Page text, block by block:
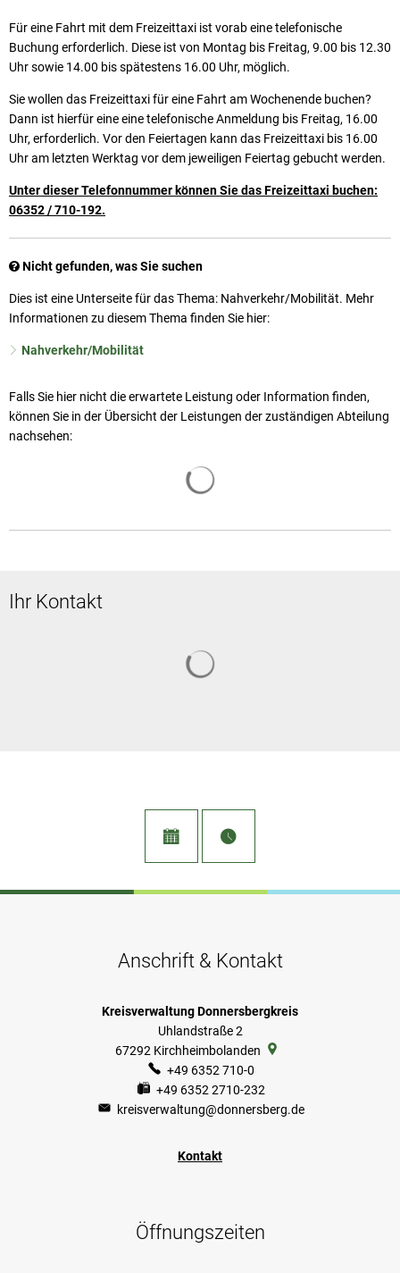
Für eine Fahrt mit dem Freizeittaxi ist vorab eine telefonische
Buchung erforderlich. Diese ist von Montag bis Freitag, 9.00 bis 12.30
Uhr sowie 14.00 bis spätestens 16.00 Uhr, möglich.
Sie wollen das Freizeittaxi für eine Fahrt am Wochenende buchen?
Dann ist hierfür eine eine telefonische Anmeldung bis Freitag, 16.00
Uhr, erforderlich. Vor den Feiertagen kann das Freizeittaxi bis 16.00
Uhr am letzten Werktag vor dem jeweiligen Feiertag gebucht werden.
Unter dieser Telefonnummer können Sie das Freizeittaxi buchen:
06352 / 710-192.
Nicht gefunden, was Sie suchen
Dies ist eine Unterseite für das Thema: Nahverkehr/Mobilität. Mehr
Informationen zu diesem Thema finden Sie hier:
Nahverkehr/Mobilität
Falls Sie hier nicht die erwartete Leistung oder Information finden,
können Sie in der Übersicht der Leistungen der zuständigen Abteilung
nachsehen:
Ihr Kontakt
Anschrift & Kontakt
Kreisverwaltung Donnersbergkreis
Uhlandstraße 2
67292 Kirchheimbolanden
+49 6352 710-0
+49 6352 2710-232
kreisverwaltung@donnersberg.de
Kontakt
Öffnungszeiten